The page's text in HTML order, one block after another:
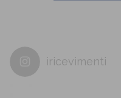
iricevimenti